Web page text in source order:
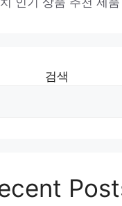
소용 날벌레 차단용
추천 제품 2024
검색